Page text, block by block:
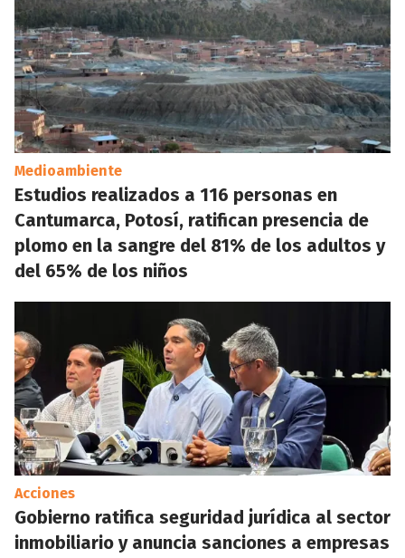
Medioambiente
Estudios realizados a 116 personas en
Cantumarca, Potosí, ratifican presencia de
plomo en la sangre del 81% de los adultos y
del 65% de los niños
Acciones
Gobierno ratifica seguridad jurídica al sector
inmobiliario y anuncia sanciones a empresas